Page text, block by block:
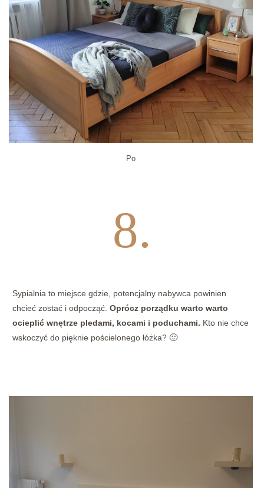
Po
8.
Sypialnia to miejsce gdzie, potencjalny nabywca powinien
chcieć zostać i odpocząć. Oprócz porządku warto warto
ocieplić wnętrze pledami, kocami i poduchami. Kto nie chce
wskoczyć do pięknie pościelonego łóżka? 🙂